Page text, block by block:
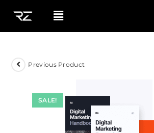
SALE!
Previous Product